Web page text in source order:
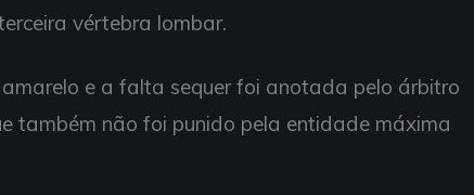
vértebra lombar.
e a falta sequer foi anotada pelo árbitro
também não foi punido pela entidade máxima